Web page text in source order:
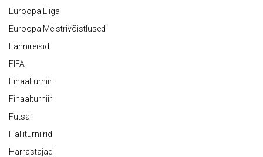
Euroopa Liiga
Euroopa Meistrivõistlused
Fännireisid
FIFA
Finaalturniir
Finaalturniir
Futsal
Halliturniirid
Harrastajad